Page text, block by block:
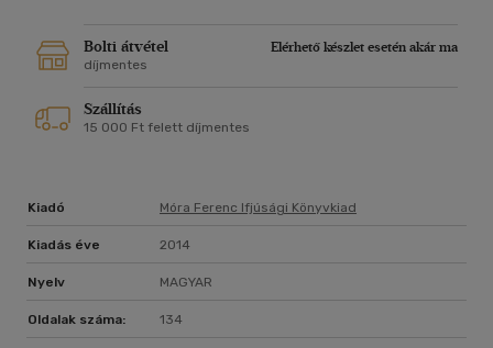
Bolti átvétel
Elérhető készlet esetén akár ma
díjmentes
Szállítás
15 000 Ft felett díjmentes
Kiadó Móra Ferenc Ifjúsági Könyvkiad
Kiadás éve 2014
Nyelv MAGYAR
Oldalak száma: 134